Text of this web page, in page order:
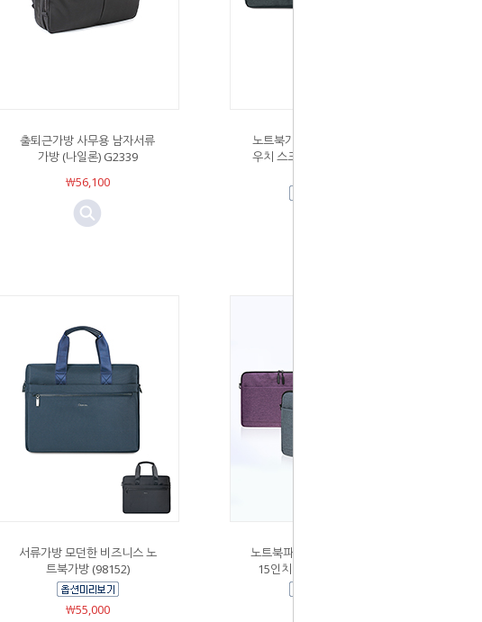
출퇴근가방 사무용 남자서류
가방 (나일론) G2339
￦56,100
노트북가방 랩탑백 노트북파
우치 스크래치보호 플라네원
서류가방 모던한 비즈니스 노
트북가방 (98152)
￦55,000
노트북파우치 13인치 14인치
15인치 노트북가방 (3302)